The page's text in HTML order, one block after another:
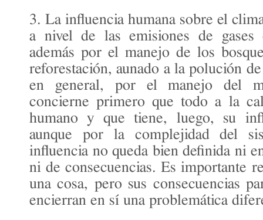
3. La influencia humana sobre el
a nivel de las emisiones de
además por el manejo de los
reforestación, aunado a la polución
en general, por el manejo del
concierne primero que todo a la
humano y que tiene, luego, su
aunque por la complejidad del
influencia no queda bien definida ni
ni de consecuencias. Es importante
una cosa, pero sus consecuencias
encierran en sí una problemática